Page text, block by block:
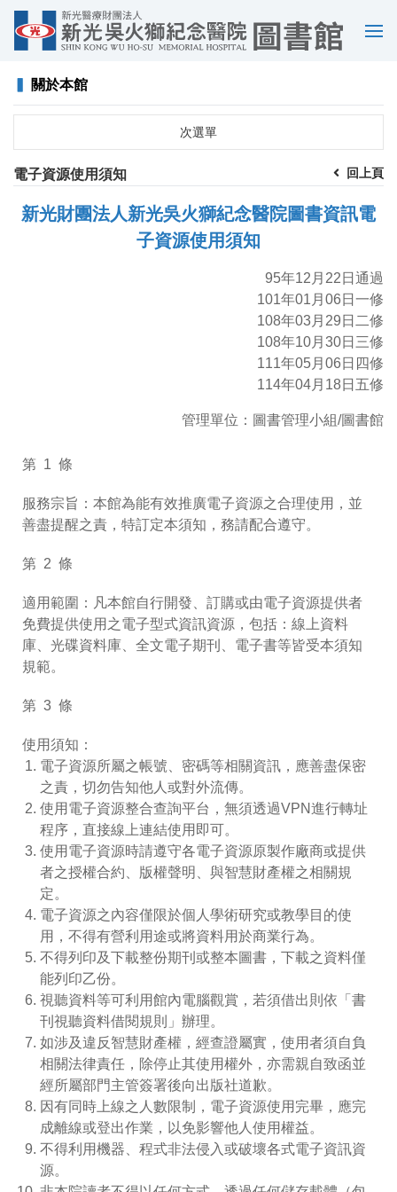
選
關於本館
次選單
電子資源使用須知 回上頁
新光財團法人新光吳火獅紀念醫院圖書資訊電
子資源使用須知
95年12月22日通過
101年01月06日一修
108年03月29日二修
108年10月30日三修
111年05月06日四修
114年04月18日五修
管理單位：圖書管理小組/圖書館
第 1 條
服務宗旨：本館為能有效推廣電子資源之合理使用，並
善盡提醒之責，特訂定本須知，務請配合遵守。
第 2 條
適用範圍：凡本館自行開發、訂購或由電子資源提供者
免費提供使用之電子型式資訊資源，包括：線上資料
庫、光碟資料庫、全文電子期刊、電子書等皆受本須知
規範。
第 3 條
使用須知：
電子資源所屬之帳號、密碼等相關資訊，應善盡保密
之責，切勿告知他人或對外流傳。
使用電子資源整合查詢平台，無須透過VPN進行轉址
程序，直接線上連結使用即可。
使用電子資源時請遵守各電子資源原製作廠商或提供
者之授權合約、版權聲明、與智慧財產權之相關規
定。
電子資源之內容僅限於個人學術研究或教學目的使
用，不得有營利用途或將資料用於商業行為。
不得列印及下載整份期刊或整本圖書，下載之資料僅
能列印乙份。
視聽資料等可利用館內電腦觀賞，若須借出則依「書
刊視聽資料借閱規則」辦理。
如涉及違反智慧財產權，經查證屬實，使用者須自負
相關法律責任，除停止其使用權外，亦需親自致函並
經所屬部門主管簽署後向出版社道歉。
因有同時上線之人數限制，電子資源使用完畢，應完
成離線或登出作業，以免影響他人使用權益。
不得利用機器、程式非法侵入或破壞各式電子資訊資
源。